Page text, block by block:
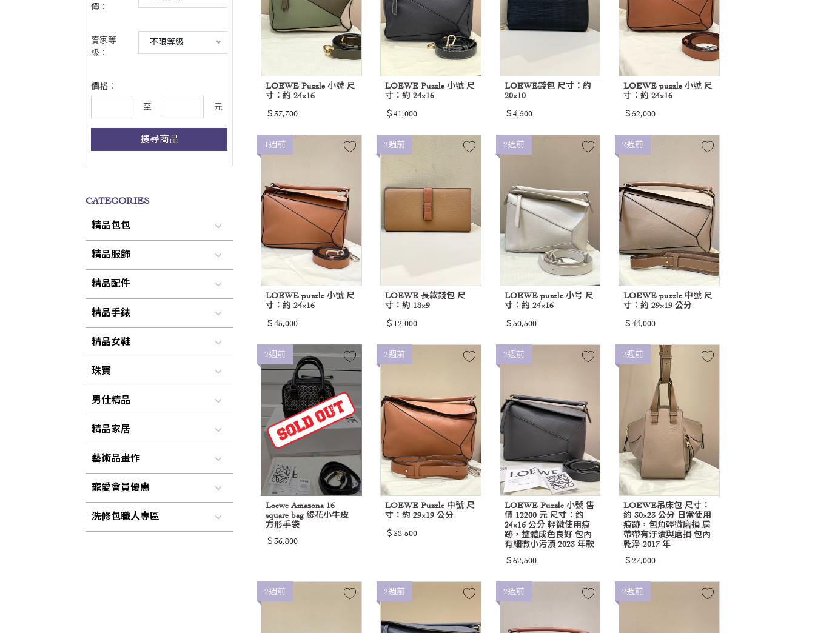
價：
賣家等
級：
不限等級
價格：
至 元
搜尋商品
CATEGORIES
精品包包
精品服飾
精品配件
精品手錶
精品女鞋
珠寶
男仕精品
精品家居
藝術品畫作
寵愛會員優惠
洗修包職人專區
LOEWE Puzzle 小號 尺
寸：約 24×16
＄37,700
LOEWE Puzzle 小號 尺
寸：約 24×16
＄41,000
LOEWE錢包 尺寸：約
20×10
＄4,500
LOEWE puzzle 小號 尺
寸：約 24×16
＄52,000
1週前
LOEWE puzzle 小號 尺
寸：約 24×16
＄45,000
2週前
LOEWE 長款錢包 尺
寸：約 18×9
＄12,000
2週前
LOEWE puzzle 小号 尺
寸：約 24×16
＄50,500
2週前
LOEWE puzzle 中號 尺
寸：約 29×19 公分
＄44,000
2週前
Loewe Amazona 16
square bag 緹花小牛皮
方形手袋
＄36,800
2週前
LOEWE Puzzle 中號 尺
寸：約 29×19 公分
＄38,500
2週前
LOEWE Puzzle 小號 售
價 12200 元 尺寸：約
24×16 公分 輕微使用痕
跡，整體成色良好 包內
有細微小污漬 2023 年款
＄62,500
2週前
LOEWE吊床包 尺寸：
約 30×23 公分 日常使用
痕跡，包角輕微磨損 肩
帶帶有汙漬與磨損 包內
乾淨 2017 年
＄27,000
2週前 2週前 2週前 2週前